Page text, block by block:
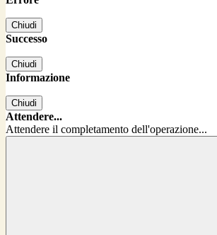
Chiudi
Successo
Chiudi
Informazione
Chiudi
Attendere...
Attendere il completamento dell'operazione...